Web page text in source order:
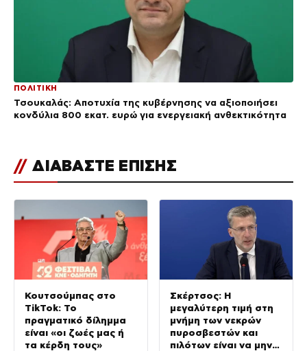
ΠΟΛΙΤΙΚΗ
Τσουκαλάς: Αποτυχία της κυβέρνησης να αξιοποιήσει
κονδύλια 800 εκατ. ευρώ για ενεργειακή ανθεκτικότητα
// ΔΙΑΒΑΣΤΕ ΕΠΙΣΗΣ
Κουτσούμπας στο
TikTok: Το
πραγματικό δίλημμα
είναι «οι ζωές μας ή
τα κέρδη τους»
Σκέρτσος: Η
μεγαλύτερη τιμή στη
μνήμη των νεκρών
πυροσβεστών και
πιλότων είναι να μην